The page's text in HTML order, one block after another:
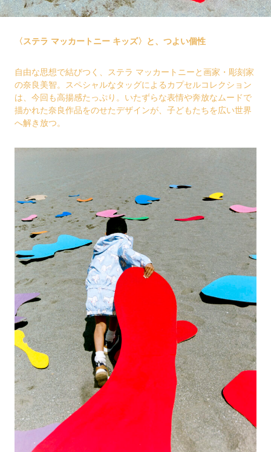
〈ステラ マッカートニー キッズ〉と、つよい個性
自由な思想で結びつく、ステラ マッカートニーと画家・彫刻家
の奈良美智。スペシャルなタッグによるカプセルコレクション
は、今回も高揚感たっぷり。いたずらな表情や奔放なムードで
描かれた奈良作品をのせたデザインが、子どもたちを広い世界
へ解き放つ。